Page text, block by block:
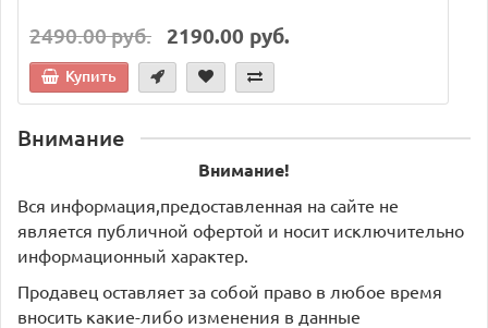
2490.00 руб. 2190.00 руб.
Купить
Внимание
Внимание!
Вся информация,предоставленная на сайте не
является публичной офертой и носит исключительно
информационный характер.
Продавец оставляет за собой право в любое время
вносить какие-либо изменения в данные